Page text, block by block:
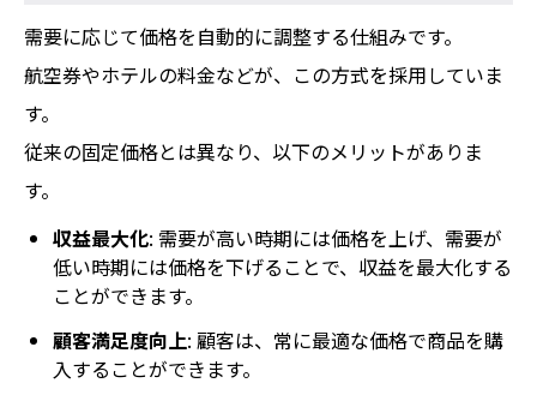
需要に応じて価格を自動的に調整する仕組みです。
航空券やホテルの料金などが、この方式を採用していま
す。
従来の固定価格とは異なり、以下のメリットがありま
す。
収益最大化: 需要が高い時期には価格を上げ、需要が
低い時期には価格を下げることで、収益を最大化する
ことができます。
顧客満足度向上: 顧客は、常に最適な価格で商品を購
入することができます。